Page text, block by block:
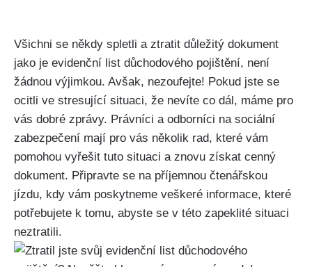
Všichni se někdy spletli a ztratit důležitý dokument
jako je evidenční list důchodového pojištění, není
žádnou výjimkou. Avšak, nezoufejte! Pokud jste se
ocitli ve stresující situaci, že nevíte co dál, máme pro
vás dobré zprávy. Právníci a odborníci na sociální
zabezpečení mají pro vás několik rad, které vám
pomohou vyřešit tuto situaci a znovu získat cenný
dokument. Připravte se na příjemnou čtenářskou
jízdu, kdy vám poskytneme veškeré informace, které
potřebujete k tomu, abyste se v této zapeklité situaci
neztratili.